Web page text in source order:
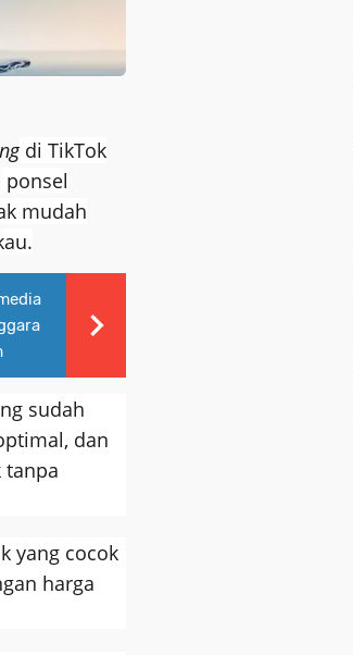
di TikTok
ponsel
mudah
sudah
dan
tanpa
yang cocok
harga